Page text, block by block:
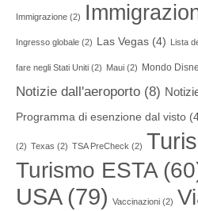
Immigrazione (2)
Ingresso globale (2) Las Vegas (4) Lista
fare negli Stati Uniti (2) Maui (2) Mondo
Notizie dall'aeroporto (8)
Programma di esenzione dal visto
(2) Texas (2) TSA PreCheck (2)
Turismo ESTA
USA(79) Vaccinazioni (2)